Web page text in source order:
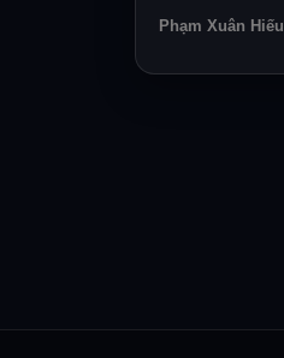
Phạm Xuân Hiếu